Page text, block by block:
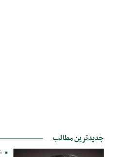
جدیدترین مطالب